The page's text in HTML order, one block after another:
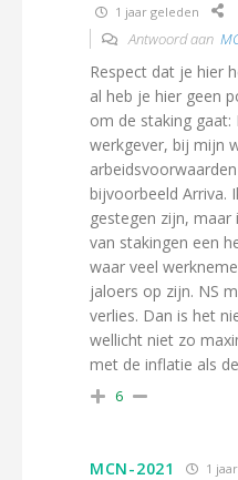
1 jaar geleden
Antwoord aan
Respect dat je hier
al heb je hier geen
om de staking gaat:
werkgever, bij mijn
bijvoorbeeld Arriva.
gestegen zijn, maar
van stakingen een
waar veel
jaloers op zijn. NS
verlies. Dan is het
wellicht niet zo
met de inflatie als
6
MCN-2021 1